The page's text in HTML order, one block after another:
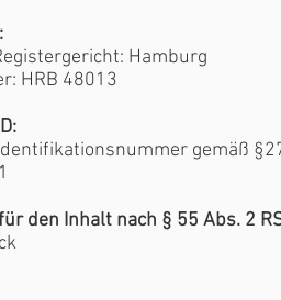
Hamburg
HRB 48013
gemäß
den Inhalt nach § 55 Abs. 2